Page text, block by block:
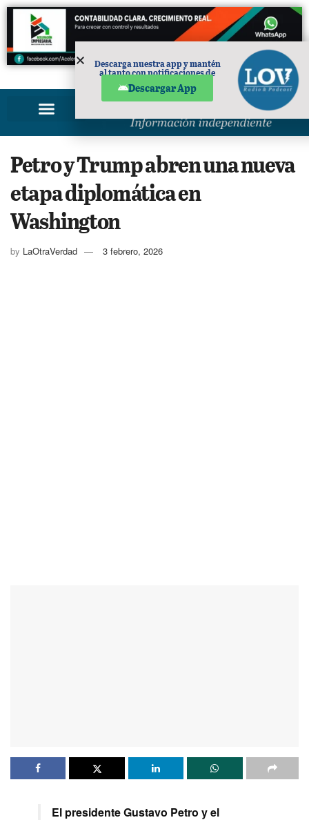
PUBLICIDAD
Petro y Trump abren una nueva
etapa diplomática en
Washington
by LaOtraVerdad 3 febrero, 2026
El presidente Gustavo Petro y el
Descarga nuestra app y mantén
al tanto con notificaciones de
Descargar App